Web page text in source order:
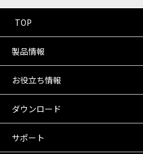
TOP
製品情報
お役立ち情報
ダウンロード
サポート